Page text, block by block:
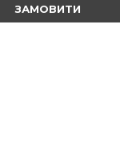
ЗАМОВИТИ